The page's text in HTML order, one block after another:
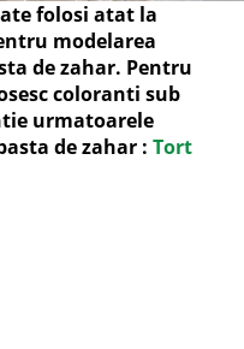
folosi atat la
modelarea
de zahar. Pentru
coloranti sub
urmatoarele
de zahar : Tort